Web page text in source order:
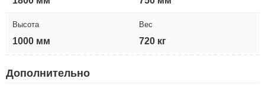
Высота
1000 мм
Вес
720 кг
Дополнительно